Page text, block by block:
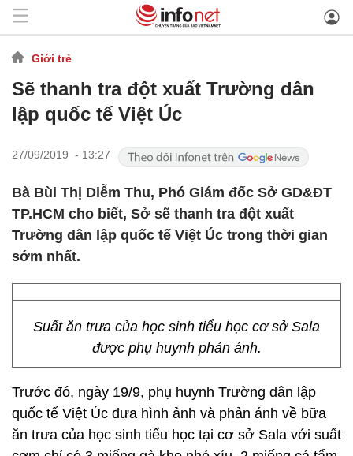
Giới trẻ
Sẽ thanh tra đột xuất Trường dân
lập quốc tế Việt Úc
27/09/2019 - 13:27
Bà Bùi Thị Diễm Thu, Phó Giám đốc Sở GD&ĐT
TP.HCM cho biết, Sở sẽ thanh tra đột xuất
Trường dân lập quốc tế Việt Úc trong thời gian
sớm nhất.
Suất ăn trưa của học sinh tiểu học cơ sở Sala
được phụ huynh phản ánh.
Trước đó, ngày 19/9, phụ huynh Trường dân lập
quốc tế Việt Úc đưa hình ảnh và phản ánh về bữa
ăn trưa của học sinh tiểu học tại cơ sở Sala với suất